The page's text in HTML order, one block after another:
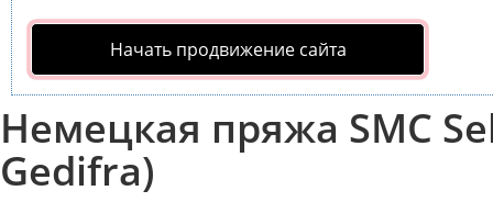
Начать продвижение сайта
Немецкая пряжа SMC
Gedifra)